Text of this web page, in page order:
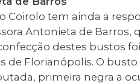
Coirolo tem ainda a
Antonieta de Barros,
destes bustos
de Florianópolis. O
primeira negra a